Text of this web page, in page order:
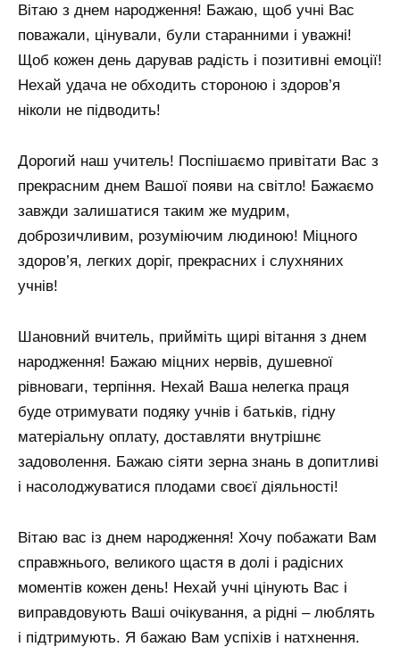
Вітаю з днем ​​народження! Бажаю, щоб учні Вас
поважали, цінували, були старанними і уважні!
Щоб кожен день дарував радість і позитивні емоції!
Нехай удача не обходить стороною і здоров’я
ніколи не підводить!
Дорогий наш учитель! Поспішаємо привітати Вас з
прекрасним днем ​​Вашої появи на світло! Бажаємо
завжди залишатися таким же мудрим,
доброзичливим, розуміючим людиною! Міцного
здоров’я, легких доріг, прекрасних і слухняних
учнів!
Шановний вчитель, прийміть щирі вітання з днем ​​
народження! Бажаю міцних нервів, душевної
рівноваги, терпіння. Нехай Ваша нелегка праця
буде отримувати подяку учнів і батьків, гідну
матеріальну оплату, доставляти внутрішнє
задоволення. Бажаю сіяти зерна знань в допитливі
і насолоджуватися плодами своєї діяльності!
Вітаю вас із днем ​​народження! Хочу побажати Вам
справжнього, великого щастя в долі і радісних
моментів кожен день! Нехай учні цінують Вас і
виправдовують Ваші очікування, а рідні – люблять
і підтримують. Я бажаю Вам успіхів і натхнення.